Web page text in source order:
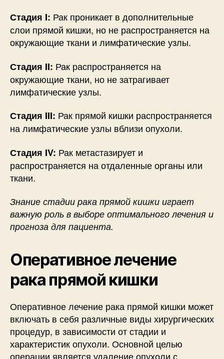
Стадия I: Рак проникает в дополнительные
слои прямой кишки, но не распространяется на
окружающие ткани и лимфатические узлы.
Стадия II: Рак распространяется на
окружающие ткани, но не затрагивает
лимфатические узлы.
Стадия III: Рак прямой кишки распространяется
на лимфатические узлы вблизи опухоли.
Стадия IV: Рак метастазирует и
распространяется на отдаленные органы или
ткани.
Знание стадии рака прямой кишки играет
важную роль в выборе оптимального лечения и
прогноза для пациента.
Оперативное лечение
рака прямой кишки
Оперативное лечение рака прямой кишки может
включать в себя различные виды хирургических
процедур, в зависимости от стадии и
характеристик опухоли. Основной целью
операции является удаление опухоли с